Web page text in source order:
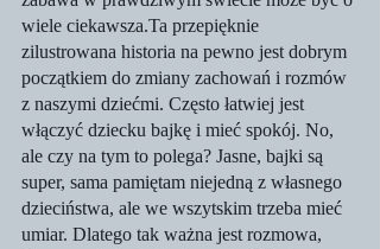
wiele ciekawsza.Ta przepięknie
zilustrowana historia na pewno jest dobrym
początkiem do zmiany zachowań i rozmów
z naszymi dziećmi. Często łatwiej jest
włączyć dziecku bajkę i mieć spokój. No,
ale czy na tym to polega? Jasne, bajki są
super, sama pamiętam niejedną z własnego
dzieciństwa, ale we wszytskim trzeba mieć
umiar. Dlatego tak ważna jest rozmowa,